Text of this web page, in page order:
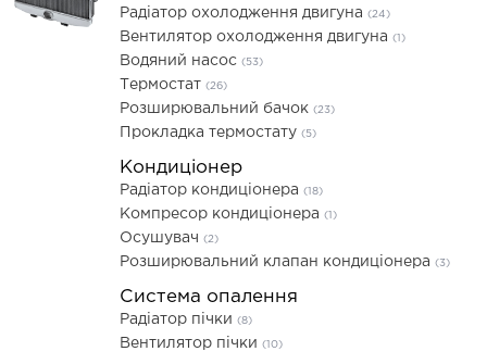
Радіатор охолодження двигуна (24)
Вентилятор охолодження двигуна (1)
Водяний насос (53)
Термостат (26)
Розширювальний бачок (23)
Прокладка термостату (5)
Кондиціонер
Радіатор кондиціонера (18)
Компресор кондиціонера (1)
Осушувач (2)
Розширювальний клапан кондиціонера (3)
Система опалення
Радіатор пічки (8)
Вентилятор пічки (10)